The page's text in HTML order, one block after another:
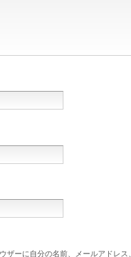
ザーに自分の名前、メールアドレス